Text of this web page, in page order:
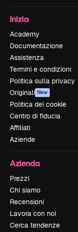
Inizia
Academy
Documentazione
Assistenza
Termini e condizioni
Politica sulla privacy
Originali New
Politica dei cookie
Centro di fiducia
Affiliati
Aziende
Azienda
Prezzi
Chi siamo
Recensioni
Lavora con noi
Cerca tendenze